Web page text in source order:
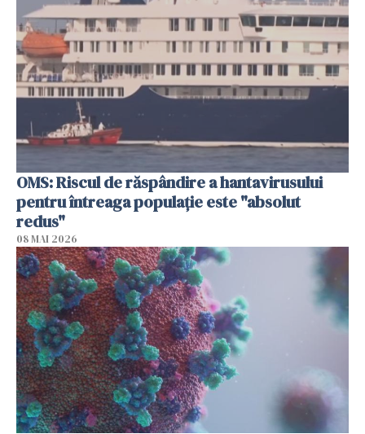
OMS: Riscul de răspândire a hantavirusului
pentru întreaga populaţie este "absolut
redus"
08 MAI 2026